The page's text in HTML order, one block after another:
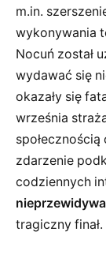
m.in.
wykonywania
Nocuń został
wydawać się
okazały się
września
społecznością
zdarzenie
codziennych
tragiczny finał.